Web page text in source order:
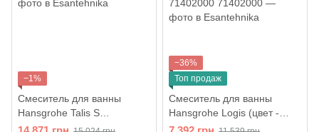
−1%
Смеситель для ванны
Hansgrohe Talis S
(32420000)
−36%
Топ продаж
Cмеситель для ванны
Hansgrohe Logis (цвет -
хром), с длинным изливом